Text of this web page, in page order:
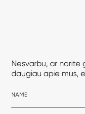
Nesvarbu, ar norite
daugiau apie mus,
NAME